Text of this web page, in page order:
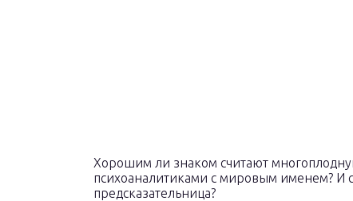
Хорошим ли знаком считают
психоаналитиками с мировым именем? И
предсказательница?